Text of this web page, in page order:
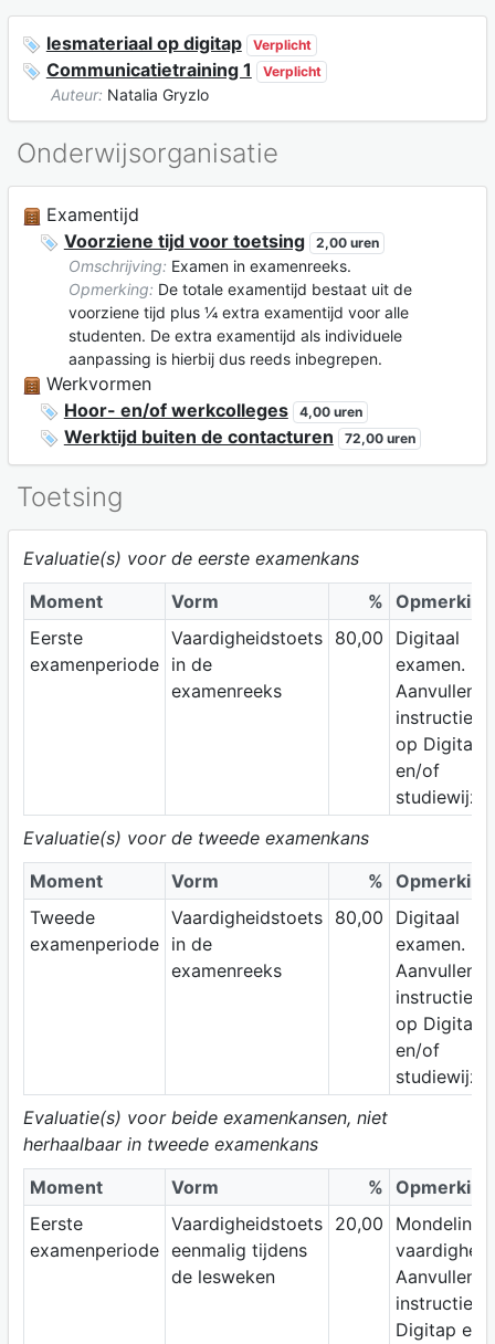
lesmateriaal op digitap Verplicht
Communicatietraining 1 Verplicht
Auteur: Natalia Gryzlo
Onderwijsorganisatie
Examentijd
Voorziene tijd voor toetsing
2,00 uren
Omschrijving: Examen in examenreeks.
Opmerking: De totale examentijd bestaat uit de
voorziene tijd plus ¼ extra examentijd voor alle
studenten. De extra examentijd als individuele
aanpassing is hierbij dus reeds inbegrepen.
Werkvormen
Hoor- en/of werkcolleges
4,00 uren
Werktijd buiten de contacturen 72,00 uren
Toetsing
Evaluatie(s) voor de eerste examenkans
Moment
Vorm % Opmerking
Eerste
examenperiode
Vaardigheidstoets
in de
examenreeks
80,00
Digitaal
examen.
instructies
op Digitap
en/of
Evaluatie(s) voor de tweede examenkans
Moment
Vorm % Opmerking
Tweede
examenperiode
Vaardigheidstoets
in de
examenreeks
80,00
Digitaal
examen.
instructies
op Digitap
en/of
Evaluatie(s) voor beide examenkansen, niet
herhaalbaar in tweede examenkans
Moment
Vorm % Opmerking
Eerste
examenperiode
Vaardigheidstoets
eenmalig tijdens
de lesweken
20,00
Mondeling
instructies
Digitap en/